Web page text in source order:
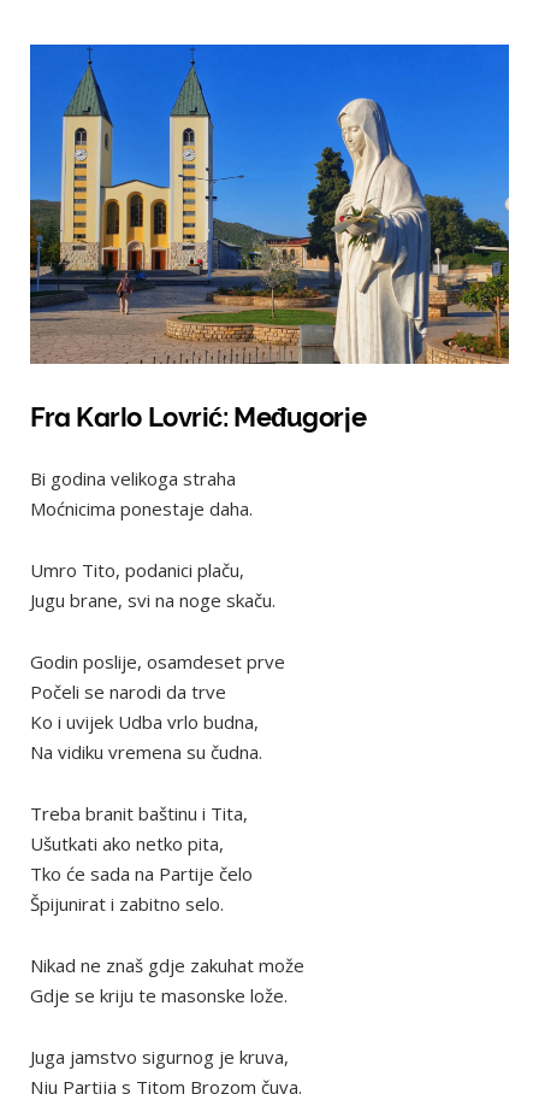
Fra Karlo Lovrić: Međugorje
Bi godina velikoga straha
Moćnicima ponestaje daha.
Umro Tito, podanici plaču,
Jugu brane, svi na noge skaču.
Godin poslije, osamdeset prve
Počeli se narodi da trve
Ko i uvijek Udba vrlo budna,
Na vidiku vremena su čudna.
Treba branit baštinu i Tita,
Ušutkati ako netko pita,
Tko će sada na Partije čelo
Špijunirat i zabitno selo.
Nikad ne znaš gdje zakuhat može
Gdje se kriju te masonske lože.
Juga jamstvo sigurnog je kruva,
Nju Partija s Titom Brozom čuva.